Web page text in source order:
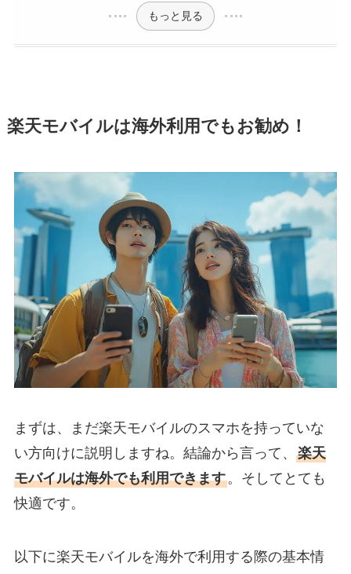
もっと見る
楽天モバイルは海外利用でもお勧め！
まずは、まだ楽天モバイルのスマホを持っていな
い方向けに説明しますね。結論から言って、 楽天
モバイルは海外でも利用できます。そしてとても
快適です。
以下に楽天モバイルを海外で利用する際の基本情